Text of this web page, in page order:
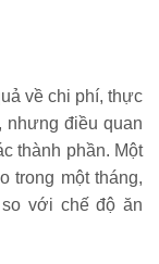
về chi phí, thực
nhưng điều quan
thành phần. Một
trong một tháng,
với chế độ ăn